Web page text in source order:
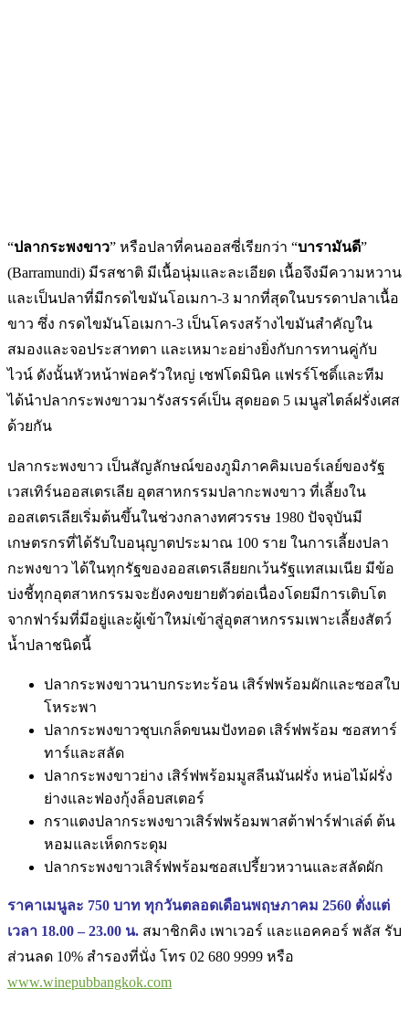
“ปลากระพงขาว” หรือปลาที่คนออสซี่เรียกว่า “บารามันดี”
(Barramundi) มีรสชาติ มีเนื้อนุ่มและละเอียด เนื้อจึงมีความหวาน
และเป็นปลาที่มีกรดไขมันโอเมกา-3 มากที่สุดในบรรดาปลาเนื้อ
ขาว ซึ่ง กรดไขมันโอเมกา-3 เป็นโครงสร้างไขมันสำคัญใน
สมองและจอประสาทตา และเหมาะอย่างยิ่งกับการทานคู่กับ
ไวน์ ดังนั้นหัวหน้าพ่อครัวใหญ่ เชฟโดมินิค แฟรร์โชดิ์และทีม
ได้นำปลากระพงขาวมารังสรรค์เป็น สุดยอด 5 เมนูสไตล์ฝรั่งเศส
ด้วยกัน
ปลากระพงขาว เป็นสัญลักษณ์ของภูมิภาคคิมเบอร์เลย์ของรัฐ
เวสเทิร์นออสเตรเลีย อุตสาหกรรมปลากะพงขาว ที่เลี้ยงใน
ออสเตรเลียเริ่มต้นขึ้นในช่วงกลางทศวรรษ 1980 ปัจจุบันมี
เกษตรกรที่ได้รับใบอนุญาตประมาณ 100 ราย ในการเลี้ยงปลา
กะพงขาว ได้ในทุกรัฐของออสเตรเลียยกเว้นรัฐแทสเมเนีย มีข้อ
บ่งชี้ทุกอุตสาหกรรมจะยังคงขยายตัวต่อเนื่องโดยมีการเติบโต
จากฟาร์มที่มีอยู่และผู้เข้าใหม่เข้าสู่อุตสาหกรรมเพาะเลี้ยงสัตว์
น้ำปลาชนิดนี้
ปลากระพงขาวนาบกระทะร้อน เสิร์ฟพร้อมผักและซอสใบ
โหระพา
ปลากระพงขาวชุบเกล็ดขนมปังทอด เสิร์ฟพร้อม ซอสทาร์
ทาร์และสลัด
ปลากระพงขาวย่าง เสิร์ฟพร้อมมูสลีนมันฝรั่ง หน่อไม้ฝรั่ง
ย่างและฟองกุ้งล็อบสเตอร์
กราแตงปลากระพงขาวเสิร์ฟพร้อมพาสต้าฟาร์ฟาเล่ต์ ต้น
หอมและเห็ดกระดุม
ปลากระพงขาวเสิร์ฟพร้อมซอสเปรี้ยวหวานและสลัดผัก
ราคาเมนูละ 750 บาท ทุกวันตลอดเดือนพฤษภาคม 2560 ตั่งแต่
เวลา 18.00 – 23.00 น. สมาชิกคิง เพาเวอร์ และแอคคอร์ พลัส รับ
ส่วนลด 10% สำรองที่นั่ง โทร 02 680 9999 หรือ
www.winepubbangkok.com